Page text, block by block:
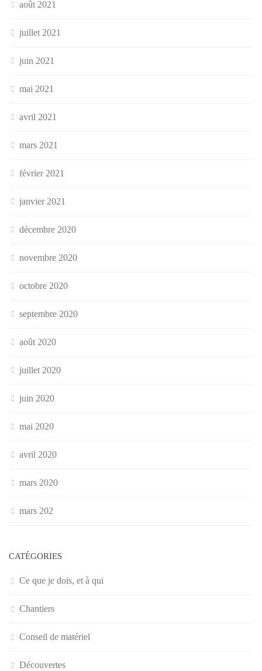
août 2021
juillet 2021
juin 2021
mai 2021
avril 2021
mars 2021
février 2021
janvier 2021
décembre 2020
novembre 2020
octobre 2020
septembre 2020
août 2020
juillet 2020
juin 2020
mai 2020
avril 2020
mars 2020
mars 202
CATÉGORIES
Ce que je dois, et à qui
Chantiers
Conseil de matériel
Découvertes